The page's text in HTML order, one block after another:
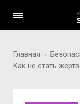
Главная
Как не стать